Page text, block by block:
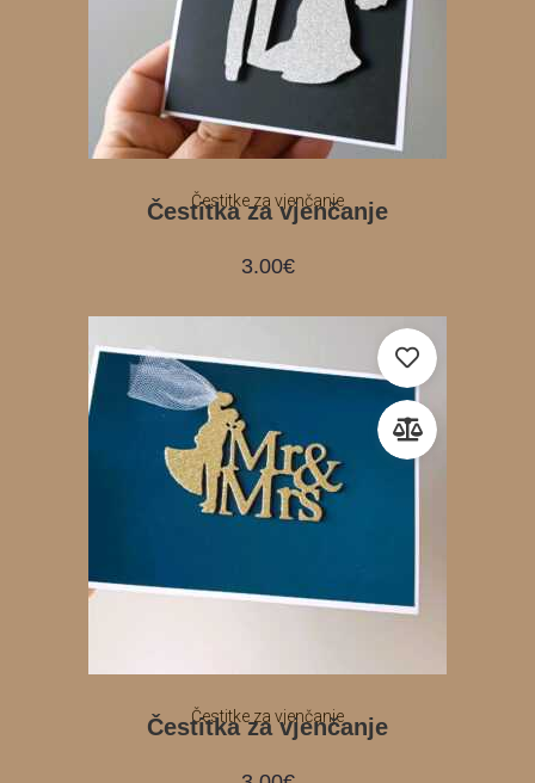
Čestitke za vjenčanje
Čestitka za vjenčanje
3.00€
Čestitke za vjenčanje
Čestitka za vjenčanje